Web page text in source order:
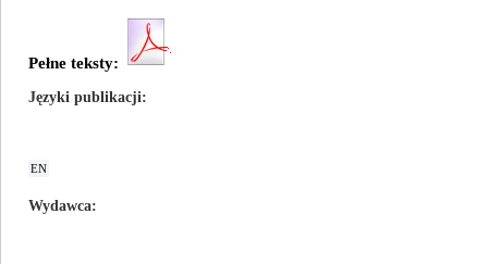
Pełne teksty:
Języki publikacji
EN
Wydawca